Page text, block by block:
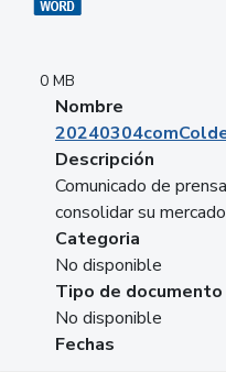
0 MB
Nombre
Descripción
Comunicado de
consolidar su
Categoria
No disponible
Tipo de documento
No disponible
Fechas